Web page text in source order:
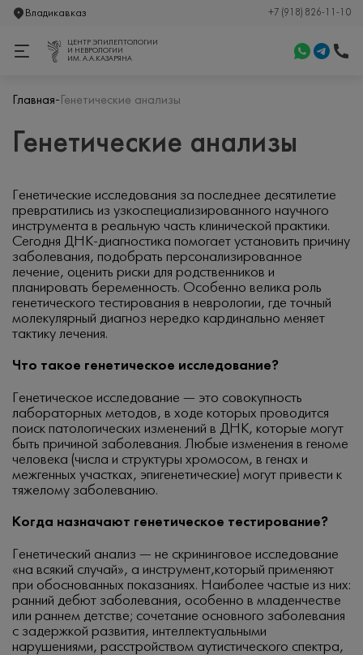
Владикавказ +7 (918) 826-11-10
ЦЕНТР ЭПИЛЕПТОЛОГИИ
И НЕВРОЛОГИИ
ИМ. А.А.КАЗАРЯНА
Главная- Генетические анализы
Генетические анализы
Генетические исследования за последнее десятилетие
превратились из узкоспециализированного научного
инструмента в реальную часть клинической практики.
Сегодня ДНК-диагностика помогает установить причину
заболевания, подобрать персонализированное
лечение, оценить риски для родственников и
планировать беременность. Особенно велика роль
генетического тестирования в неврологии, где точный
молекулярный диагноз нередко кардинально меняет
тактику лечения.
Что такое генетическое исследование?
Генетическое исследование — это совокупность
лабораторных методов, в ходе которых проводится
поиск патологических изменений в ДНК, которые могут
быть причиной заболевания. Любые изменения в геноме
человека (числа и структуры хромосом, в генах и
межгенных участках, эпигенетические) могут привести к
тяжелому заболеванию.
Когда назначают генетическое тестирование?
Генетический анализ — не скрининговое исследование
«на всякий случай», а инструмент,который применяют
при обоснованных показаниях. Наиболее частые из них:
ранний дебют заболевания, особенно в младенчестве
или раннем детстве; сочетание основного заболевания
с задержкой развития, интеллектуальными
нарушениями, расстройством аутистического спектра,